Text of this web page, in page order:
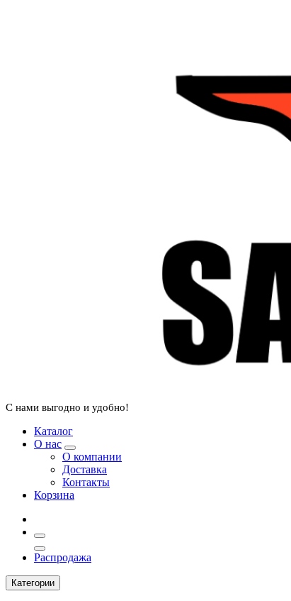
С нами выгодно и удобно!
Каталог
О нас
О компании
Доставка
Контакты
Корзина
Распродажа
Категории